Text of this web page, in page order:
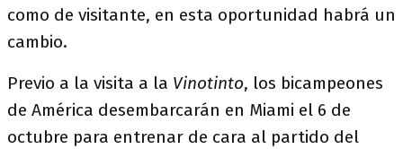
como de visitante, en esta oportunidad habrá un
cambio.
Previo a la visita a la Vinotinto, los bicampeones
de América desembarcarán en Miami el 6 de
octubre para entrenar de cara al partido del